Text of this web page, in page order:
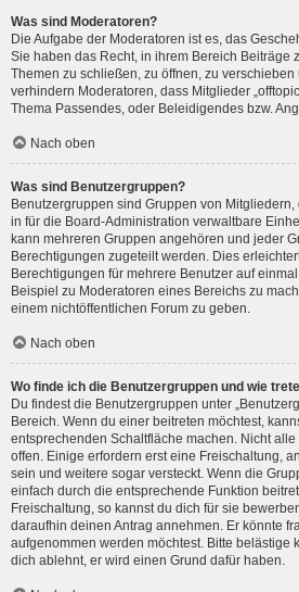
Was sind Moderatoren?
Die Aufgabe der Moderatoren ist es, das
Sie haben das Recht, in ihrem Bereich Beiträge
Themen zu schließen, zu öffnen, zu
verhindern Moderatoren, dass Mitglieder
Thema Passendes, oder Beleidigendes bzw.
Nach oben
Was sind Benutzergruppen?
Benutzergruppen sind Gruppen von
in für die Board-Administration verwaltbare
kann mehreren Gruppen angehören und jeder
Berechtigungen zugeteilt werden. Dies
Berechtigungen für mehrere Benutzer auf
Beispiel zu Moderatoren eines Bereichs zu
einem nichtöffentlichen Forum zu geben.
Nach oben
Wo finde ich die Benutzergruppen und wie
Du findest die Benutzergruppen unter
Bereich. Wenn du einer beitreten möchtest,
entsprechenden Schaltfläche machen. Nicht
offen. Einige erfordern erst eine Freischaltung,
sein und weitere sogar versteckt. Wenn die
einfach durch die entsprechende Funktion
Freischaltung, so kannst du dich für sie
daraufhin deinen Antrag annehmen. Er könnte
aufgenommen werden möchtest. Bitte belästige
dich ablehnt, er wird einen Grund dafür haben.